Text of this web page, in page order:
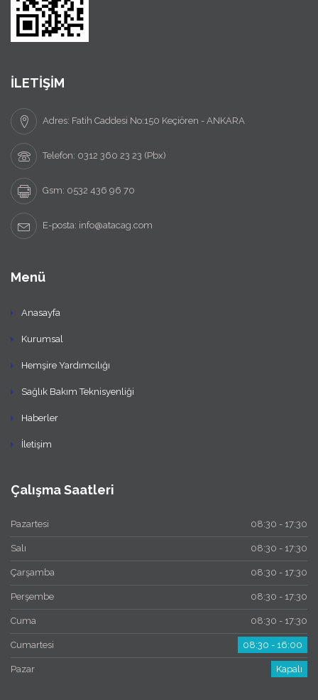
İLETİŞİM
Adres: Fatih Caddesi No:150 Keçiören - ANKARA
Telefon: 0312 360 23 23 (Pbx)
Gsm: 0532 436 96 70
E-posta: info@atacag.com
Menü
Anasayfa
Kurumsal
Hemşire Yardımcılığı
Sağlık Bakım Teknisyenliği
Haberler
İletişim
Çalışma Saatleri
Pazartesi 08:30 - 17:30
Salı 08:30 - 17:30
Çarşamba 08:30 - 17:30
Perşembe 08:30 - 17:30
Cuma 08:30 - 17:30
Cumartesi 08:30 - 16:00
Pazar Kapalı